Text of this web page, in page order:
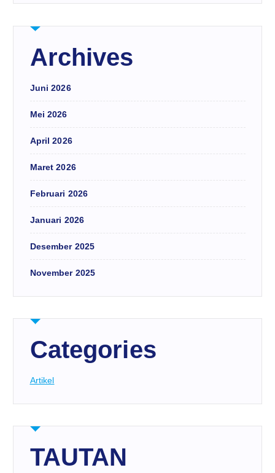
Archives
Juni 2026
Mei 2026
April 2026
Maret 2026
Februari 2026
Januari 2026
Desember 2025
November 2025
Categories
Artikel
TAUTAN